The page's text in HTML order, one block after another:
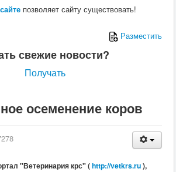
позволяет сайту существовать!
Разместить
свежие новости?
Получать
осеменение коров
"Ветеринария крс" (http://vetkrs.ru),